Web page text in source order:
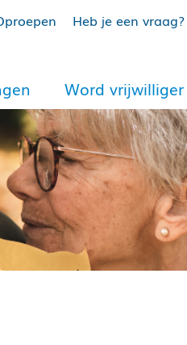
Heb je een vraag?
Word vrijwilliger